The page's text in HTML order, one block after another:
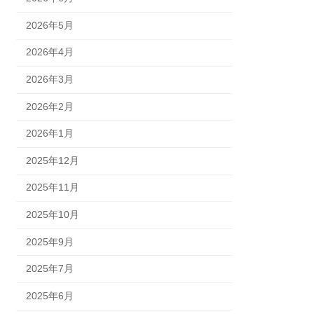
2026年5月
2026年4月
2026年3月
2026年2月
2026年1月
2025年12月
2025年11月
2025年10月
2025年9月
2025年7月
2025年6月